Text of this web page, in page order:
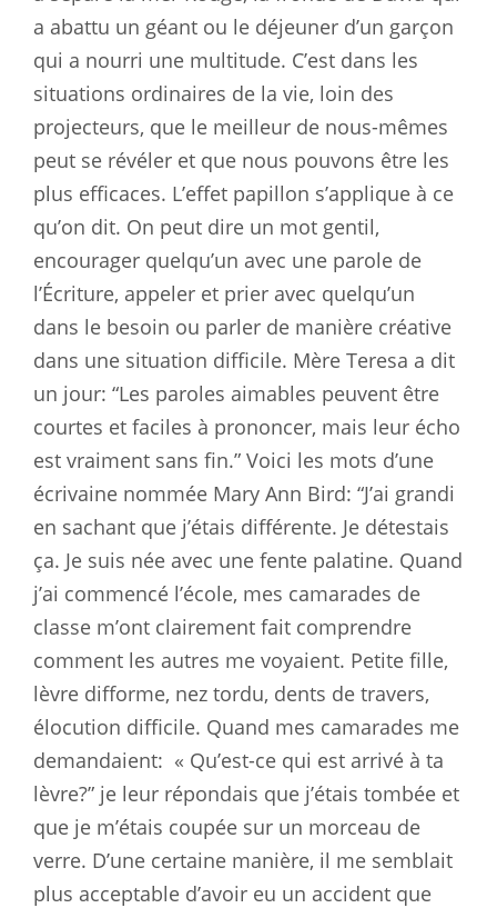
a abattu un géant ou le déjeuner d’un garçon
qui a nourri une multitude. C’est dans les
situations ordinaires de la vie, loin des
projecteurs, que le meilleur de nous-mêmes
peut se révéler et que nous pouvons être les
plus efficaces. L’effet papillon s’applique à ce
qu’on dit. On peut dire un mot gentil,
encourager quelqu’un avec une parole de
l’Écriture, appeler et prier avec quelqu’un
dans le besoin ou parler de manière créative
dans une situation difficile. Mère Teresa a dit
un jour: “Les paroles aimables peuvent être
courtes et faciles à prononcer, mais leur écho
est vraiment sans fin.” Voici les mots d’une
écrivaine nommée Mary Ann Bird: “J’ai grandi
en sachant que j’étais différente. Je détestais
ça. Je suis née avec une fente palatine. Quand
j’ai commencé l’école, mes camarades de
classe m’ont clairement fait comprendre
comment les autres me voyaient. Petite fille,
lèvre difforme, nez tordu, dents de travers,
élocution difficile. Quand mes camarades me
demandaient: « Qu’est-ce qui est arrivé à ta
lèvre?” je leur répondais que j’étais tombée et
que je m’étais coupée sur un morceau de
verre. D’une certaine manière, il me semblait
plus acceptable d’avoir eu un accident que